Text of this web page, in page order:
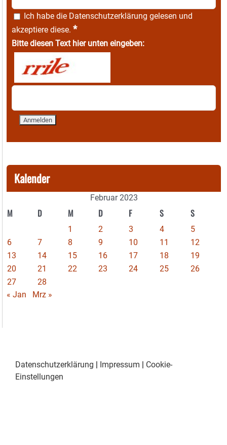
Ich habe die Datenschutzerklärung gelesen und
akzeptiere diese. *
Bitte diesen Text hier unten eingeben:
Kalender
Februar 2023
M D M D F S S
1 2 3 4
5
6
7 8 9 10 11
12
13
14 15 16 17 18
19
20
21 22 23 24 25
26
27
28
« Jan
Mrz »
Datenschutzerklärung | Impressum | Cookie-
Einstellungen